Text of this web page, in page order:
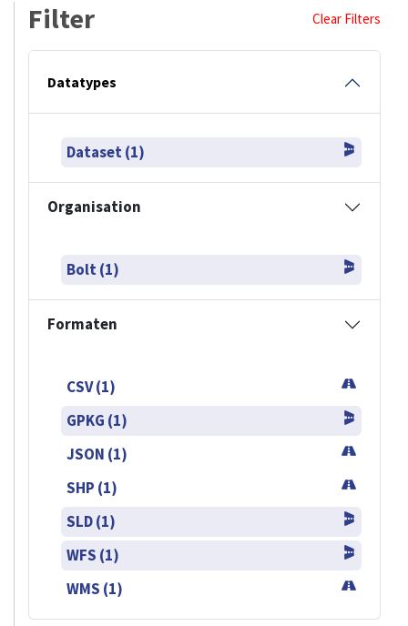
Filter Clear Filters
Datatypes
Dataset (1)
Organisation
Bolt (1)
Formaten
CSV (1)
GPKG (1)
JSON (1)
SHP (1)
SLD (1)
WFS (1)
WMS (1)